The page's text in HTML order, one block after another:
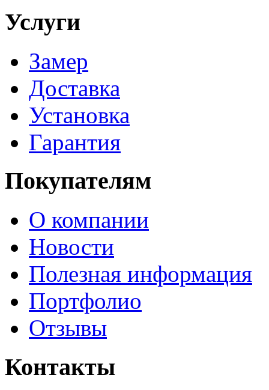
Услуги
Замер
Доставка
Установка
Гарантия
Покупателям
О компании
Новости
Полезная информация
Портфолио
Отзывы
Контакты